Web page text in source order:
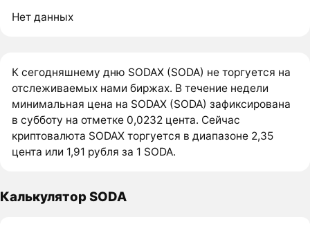
Нет данных
К сегодняшнему дню SODAX (SODA) не торгуется на
отслеживаемых нами биржах. В течение недели
минимальная цена на SODAX (SODA) зафиксирована
в субботу на отметке 0,0232 цента. Сейчас
криптовалюта SODAX торгуется в диапазоне 2,35
цента или 1,91 рубля за 1 SODA.
Калькулятор SODA